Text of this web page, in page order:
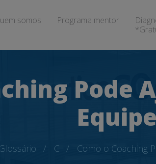
somos Programa mentor
Pode
C Como o Coaching